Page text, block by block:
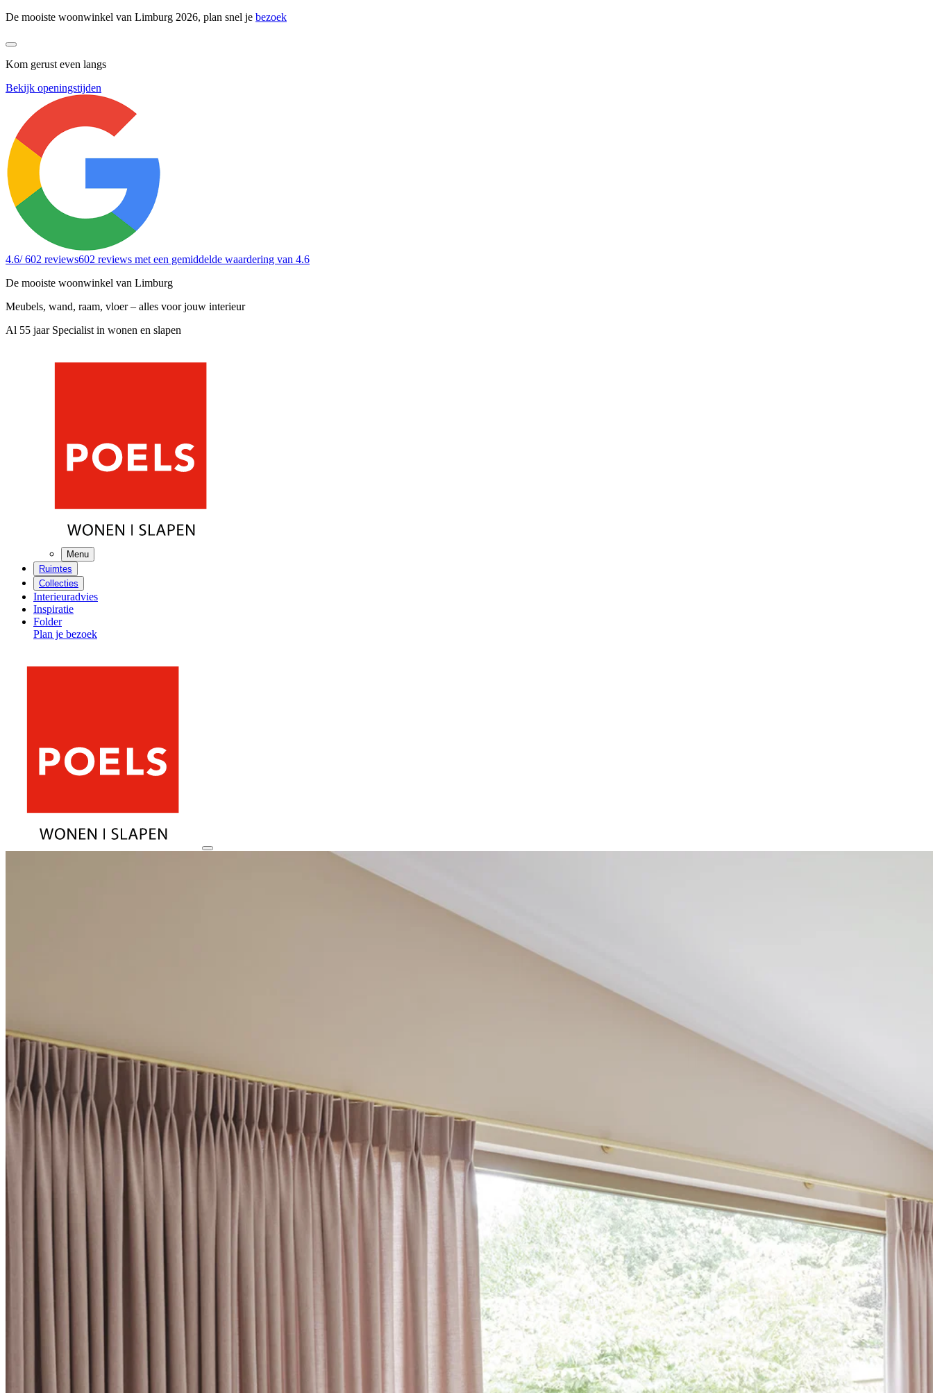
De mooiste woonwinkel van Limburg 2026, plan snel je bezoek
Kom gerust even langs
Bekijk openingstijden
4.6/ 602 reviews602 reviews met een gemiddelde waardering van 4.6
De mooiste woonwinkel van Limburg
Meubels, wand, raam, vloer – alles voor jouw interieur
Al 55 jaar Specialist in wonen en slapen
Menu
Ruimtes
Collecties
Interieuradvies
Inspiratie
Folder
Plan je bezoek